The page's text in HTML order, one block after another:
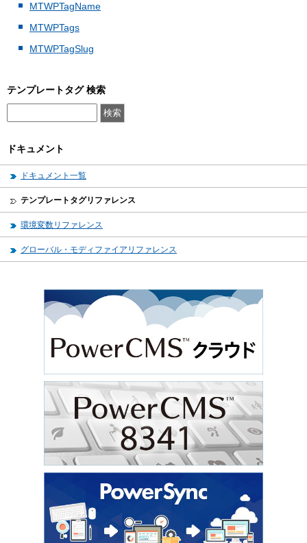
MTWPTagName
MTWPTags
MTWPTagSlug
テンプレートタグ 検索
ドキュメント
ドキュメント一覧
テンプレートタグリファレンス
環境変数リファレンス
グローバル・モディファイアリファレンス